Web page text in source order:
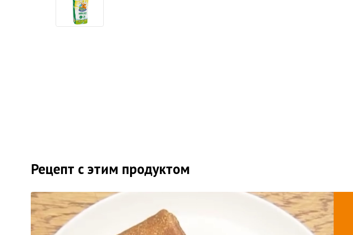
Рецепт с этим продуктом